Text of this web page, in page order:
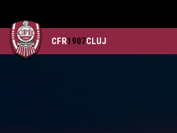
CFR1907CLUJ